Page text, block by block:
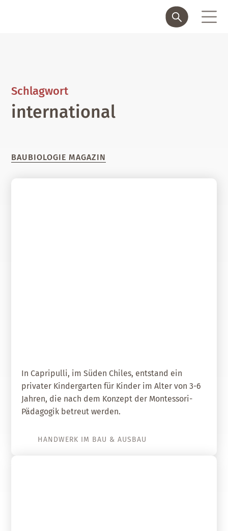
Schlagwort
international
BAUBIOLOGIE MAGAZIN
In Capripulli, im Süden Chiles, entstand ein
privater Kindergarten für Kinder im Alter von 3-6
Jahren, die nach dem Konzept der Montessori-
Pädagogik betreut werden.
HANDWERK IM BAU & AUSBAU